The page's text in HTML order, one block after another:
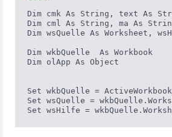
Dim cmk As String, text As
Dim cml As String, ma As
Dim wsQuelle As Worksheet,
Dim wkbQuelle  As Workbook
Dim olApp As Object
Set wkbQuelle = ActiveWorkbook
Set wsQuelle =